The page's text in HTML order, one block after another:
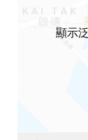
顯示